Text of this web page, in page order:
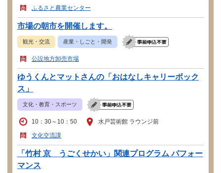
ふるさと農業センター
市場の朝市を開催します。
観光・交流 産業・しごと・開発
公設地方卸売市場
ゆうくんとマットさんの「おはなしキャリーボック
ス」
文化・教育・スポーツ
10：30～10：50
水戸芸術館 ラウンジ前
文化交流課
「竹村 京 うごくせかい」関連プログラム パフォー
マンス